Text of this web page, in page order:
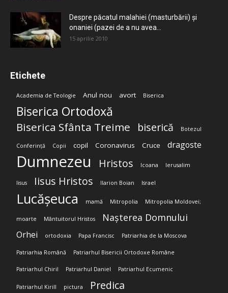
Despre păcatul malahiei (masturbării) şi
onaniei (pazei de a nu avea...
15 aprilie 2010
Etichete
Academia de Teologie Anul nou avort Biserica
Biserica Ortodoxă
Biserica Sfânta Treime biserică Botezul
Conferință Copii copil Coronavirus Cruce dragoste
Dumnezeu Hristos Icoana Ierusalim
Iisus Iisus Hristos Ilarion Boian Israel
Lucășeuca mamă Mitropolia Mitropolia Moldovei;
moarte Mântuitorul Hristos Nașterea Domnului
Orhei ortodoxia Papa Francisc Patriarhia de la Moscova
Patriarhia Română Patriarhul Bisericii Ortodoxe Române
Patriarhul Chiril Patriarhul Daniel Patriarhul Ecumenic
Patriarhul Kirill pictura Predica